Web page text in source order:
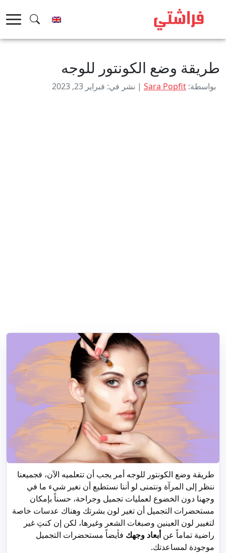
طريقة وضع الكونتور للوجه
بواسطة: Sara Popfit | نشر في: فبراير 23, 2023
طريقة وضع الكونتور للوجه أمر يجب أن تتعلميه الآن، فجميعنا
ننظر إلى المرآة ونتمنى لو أننا نستطيع أن نغير شيء ما في
وجهنا دون الخضوع لعمليات تجميل وجراحة، حسناً بإمكان
مستحضرات التجميل أن تغير لون بشرتك وهناك عدسات خاصة
لتغيير لون العينين وصبغات الشعر وغيرها، لكن إن كنتِ غير
راضية تماماً عنأبعاد وجهك فأيضاً مستحضرات التجميل
موجودة لمساعدتك.